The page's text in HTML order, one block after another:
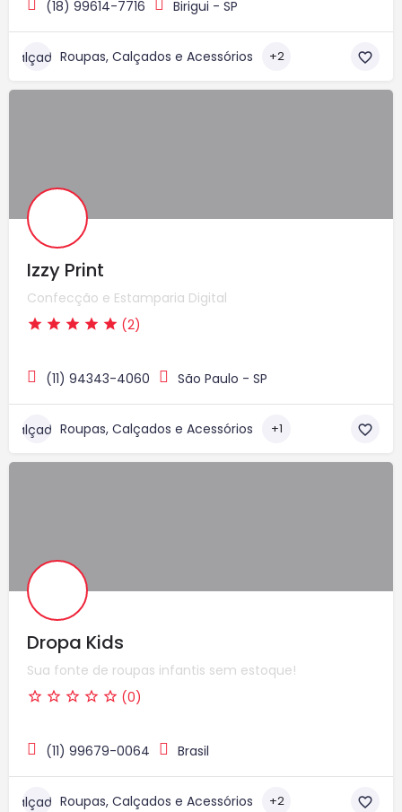
(18) 99614-7716 Birigui - SP
Roupas, Calçados e Acessórios +2
Izzy Print
Confecção e Estamparia Digital
(2)
(11) 94343-4060 São Paulo - SP
Roupas, Calçados e Acessórios +1
Dropa Kids
Sua fonte de roupas infantis sem estoque!
(0)
(11) 99679-0064 Brasil
Roupas, Calçados e Acessórios +2